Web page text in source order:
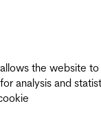
the website to
analysis and